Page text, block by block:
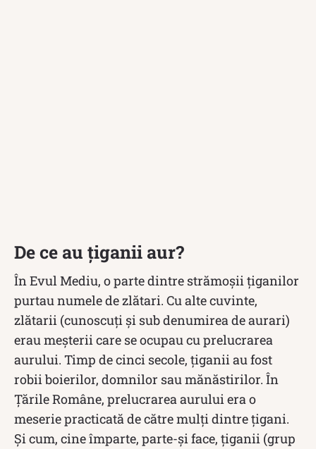
De ce au țiganii aur?
În Evul Mediu, o parte dintre strămoșii țiganilor
purtau numele de zlătari. Cu alte cuvinte,
zlătarii (cunoscuți și sub denumirea de aurari)
erau meșterii care se ocupau cu prelucrarea
aurului. Timp de cinci secole, țiganii au fost
robii boierilor, domnilor sau mănăstirilor. În
Țările Române, prelucrarea aurului era o
meserie practicată de către mulți dintre țigani.
Și cum, cine împarte, parte-și face, țiganii (grup